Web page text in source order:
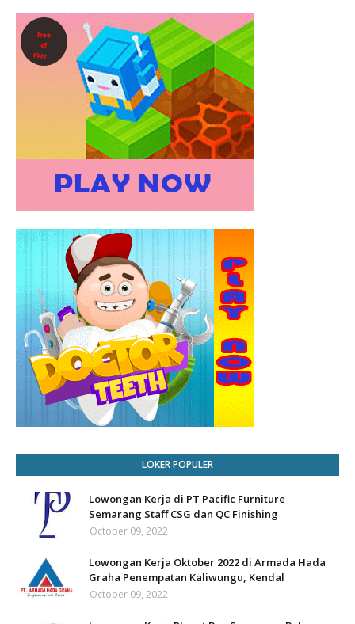
LOKER POPULER
Lowongan Kerja di PT Pacific Furniture
Semarang Staff CSG dan QC Finishing
October 09, 2022
Lowongan Kerja Oktober 2022 di Armada Hada
Graha Penempatan Kaliwungu, Kendal
October 09, 2022